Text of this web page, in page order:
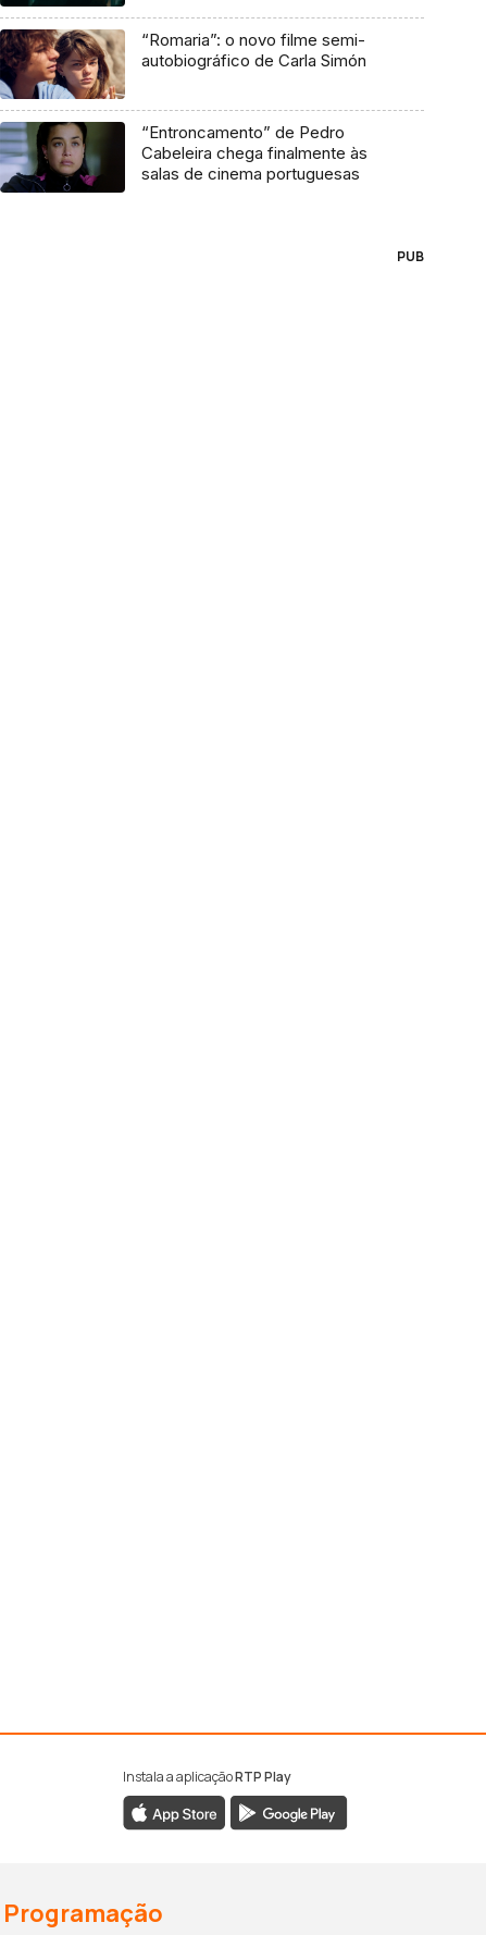
“Romaria”: o novo filme semi-
autobiográfico de Carla Simón
“Entroncamento” de Pedro
Cabeleira chega finalmente às
salas de cinema portuguesas
PUB
Instala a aplicaçãoRTP Play
Programação